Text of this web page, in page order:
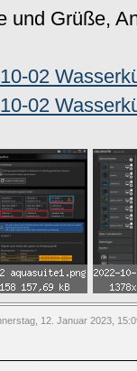
und Grüße,
02
02
12. Januar 2023,